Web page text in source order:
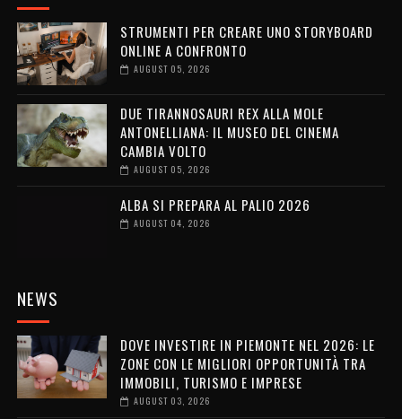
STRUMENTI PER CREARE UNO STORYBOARD
ONLINE A CONFRONTO
AUGUST 05, 2026
DUE TIRANNOSAURI REX ALLA MOLE
ANTONELLIANA: IL MUSEO DEL CINEMA
CAMBIA VOLTO
AUGUST 05, 2026
ALBA SI PREPARA AL PALIO 2026
AUGUST 04, 2026
NEWS
DOVE INVESTIRE IN PIEMONTE NEL 2026: LE
ZONE CON LE MIGLIORI OPPORTUNITÀ TRA
IMMOBILI, TURISMO E IMPRESE
AUGUST 03, 2026